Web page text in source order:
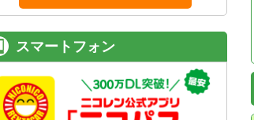
スマートフォン